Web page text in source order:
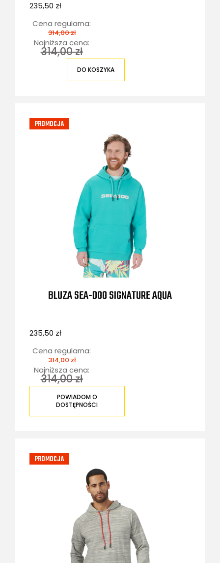
235,50 zł
Cena regularna:
314,00 zł
Najniższa cena:
314,00 zł
DO KOSZYKA
BLUZA SEA-DOO SIGNATURE AQUA
235,50 zł
Cena regularna:
314,00 zł
Najniższa cena:
314,00 zł
POWIADOM O
DOSTĘPNOŚCI
PROMOCJA
PROMOCJA